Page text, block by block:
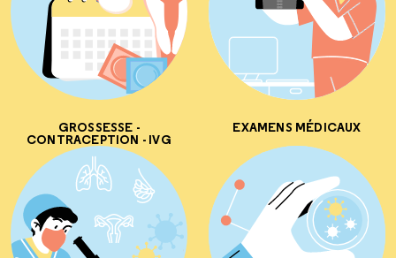
GROSSESSE -
CONTRACEPTION - IVG
EXAMENS MÉDICAUX